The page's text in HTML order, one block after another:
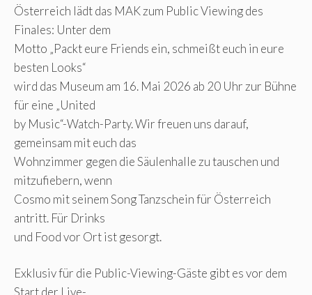
Österreich lädt das MAK zum Public Viewing des
Finales: Unter dem
Motto „Packt eure Friends ein, schmeißt euch in eure
besten Looks“
wird das Museum am 16. Mai 2026 ab 20 Uhr zur Bühne
für eine „United
by Music“-Watch-Party. Wir freuen uns darauf,
gemeinsam mit euch das
Wohnzimmer gegen die Säulenhalle zu tauschen und
mitzufiebern, wenn
Cosmo mit seinem Song Tanzschein für Österreich
antritt. Für Drinks
und Food vor Ort ist gesorgt.
Exklusiv für die Public-Viewing-Gäste gibt es vor dem